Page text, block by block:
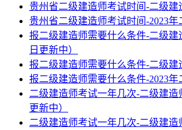
贵州省二级建造师考试时间-二级
贵州省二级建造师考试时间-2023年
报二级建造师需要什么条件-二级
日更新中）
报二级建造师需要什么条件-二级
报二级建造师需要什么条件-2023年
二级建造师考试一年几次-二级建造
更新中）
二级建造师考试一年几次-二级建